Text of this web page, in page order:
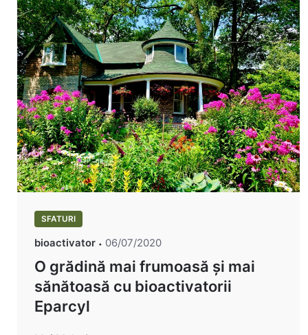
SFATURI
bioactivator 06/07/2020
O grădină mai frumoasă și mai
sănătoasă cu bioactivatorii
Eparcyl